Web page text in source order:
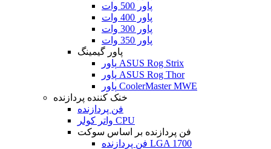
پاور 500 وات
پاور 400 وات
پاور 300 وات
پاور 350 وات
پاور گیمینگ
پاور ASUS Rog Strix
پاور ASUS Rog Thor
پاور CoolerMaster MWE
خنک کننده پردازنده
فن پردازنده
واتر کولر CPU
فن پردازنده بر اساس سوکت
فن پردازنده LGA 1700